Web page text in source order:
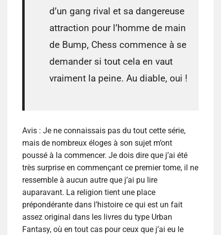
d’un gang rival et sa dangereuse
attraction pour l’homme de main
de Bump, Chess commence à se
demander si tout cela en vaut
vraiment la peine. Au diable, oui !
Avis : Je ne connaissais pas du tout cette série,
mais de nombreux éloges à son sujet m’ont
poussé à la commencer. Je dois dire que j’ai été
très surprise en commençant ce premier tome, il ne
ressemble à aucun autre que j’ai pu lire
auparavant. La religion tient une place
prépondérante dans l’histoire ce qui est un fait
assez original dans les livres du type Urban
Fantasy, où en tout cas pour ceux que j’ai eu le